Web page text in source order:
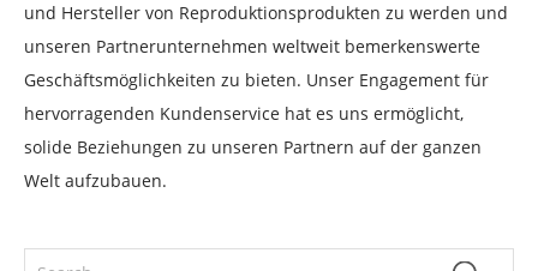
und Hersteller von Reproduktionsprodukten zu werden und
unseren Partnerunternehmen weltweit bemerkenswerte
Geschäftsmöglichkeiten zu bieten. Unser Engagement für
hervorragenden Kundenservice hat es uns ermöglicht,
solide Beziehungen zu unseren Partnern auf der ganzen
Welt aufzubauen.